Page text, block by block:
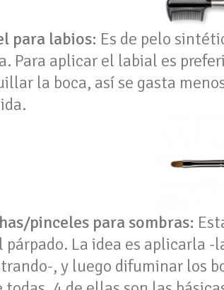
para labios: Es de pelo
Para aplicar el labial es
la boca, así se gasta
pinceles para sombras:
párpado. La idea es aplicarla
, y luego difuminar los